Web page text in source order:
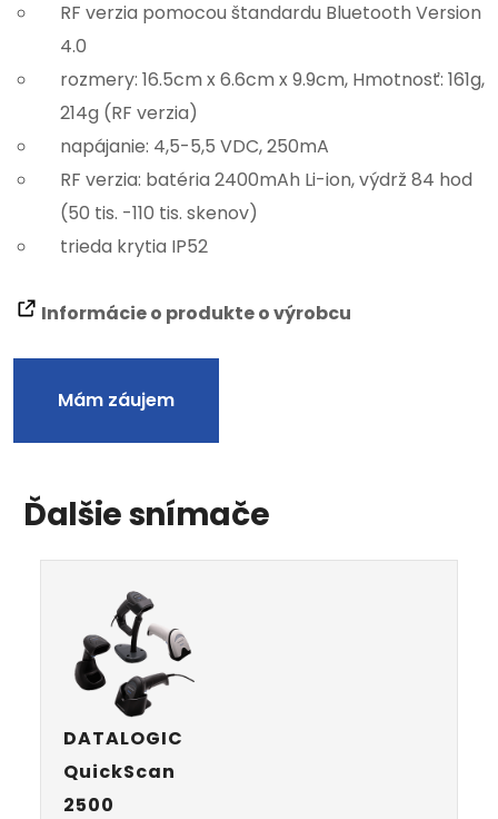
RF verzia pomocou štandardu Bluetooth Version
4.0
rozmery: 16.5cm x 6.6cm x 9.9cm, Hmotnosť: 161g,
214g (RF verzia)
napájanie: 4,5-5,5 VDC, 250mA
RF verzia: batéria 2400mAh Li-ion, výdrž 84 hod
(50 tis. -110 tis. skenov)
trieda krytia IP52
Informácie o produkte o výrobcu
Mám záujem
Ďalšie snímače
DATALOGIC
QuickScan
2500